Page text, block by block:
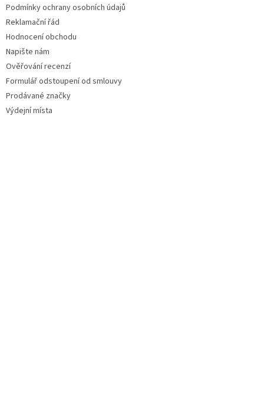
Podmínky ochrany osobních údajů
Reklamační řád
Hodnocení obchodu
Napište nám
Ověřování recenzí
Formulář odstoupení od smlouvy
Prodávané značky
Výdejní místa